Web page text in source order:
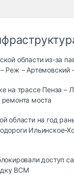
области из-за
Реж – Артемовский
на трассе Пенза –
ремонта моста
области на год
Ильинское-
доступ
ВСМ